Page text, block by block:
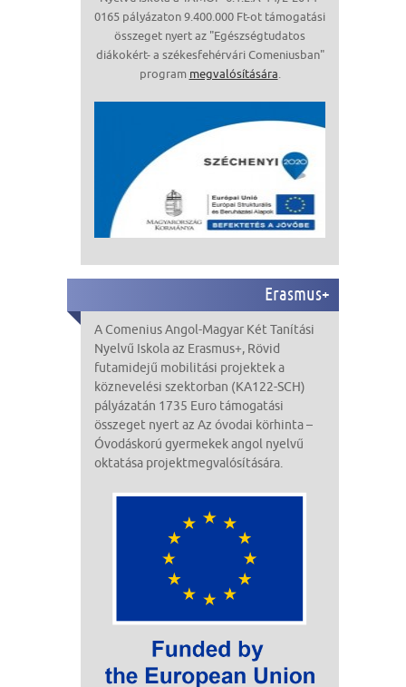
0165 pályázaton 9.400.000 Ft-ot támogatási
összeget nyert az "Egészségtudatos
diákokért- a székesfehérvári Comeniusban"
program megvalósítására.
Erasmus+
A Comenius Angol-Magyar Két Tanítási
Nyelvű Iskolaaz Erasmus+, Rövid
futamidejű mobilitási projektek a
köznevelési szektorban (KA122-SCH)
pályázatán 1735 Euro támogatási
összeget nyert az Az óvodai körhinta –
Óvodáskorú gyermekek angol nyelvű
oktatása projektmegvalósítására.